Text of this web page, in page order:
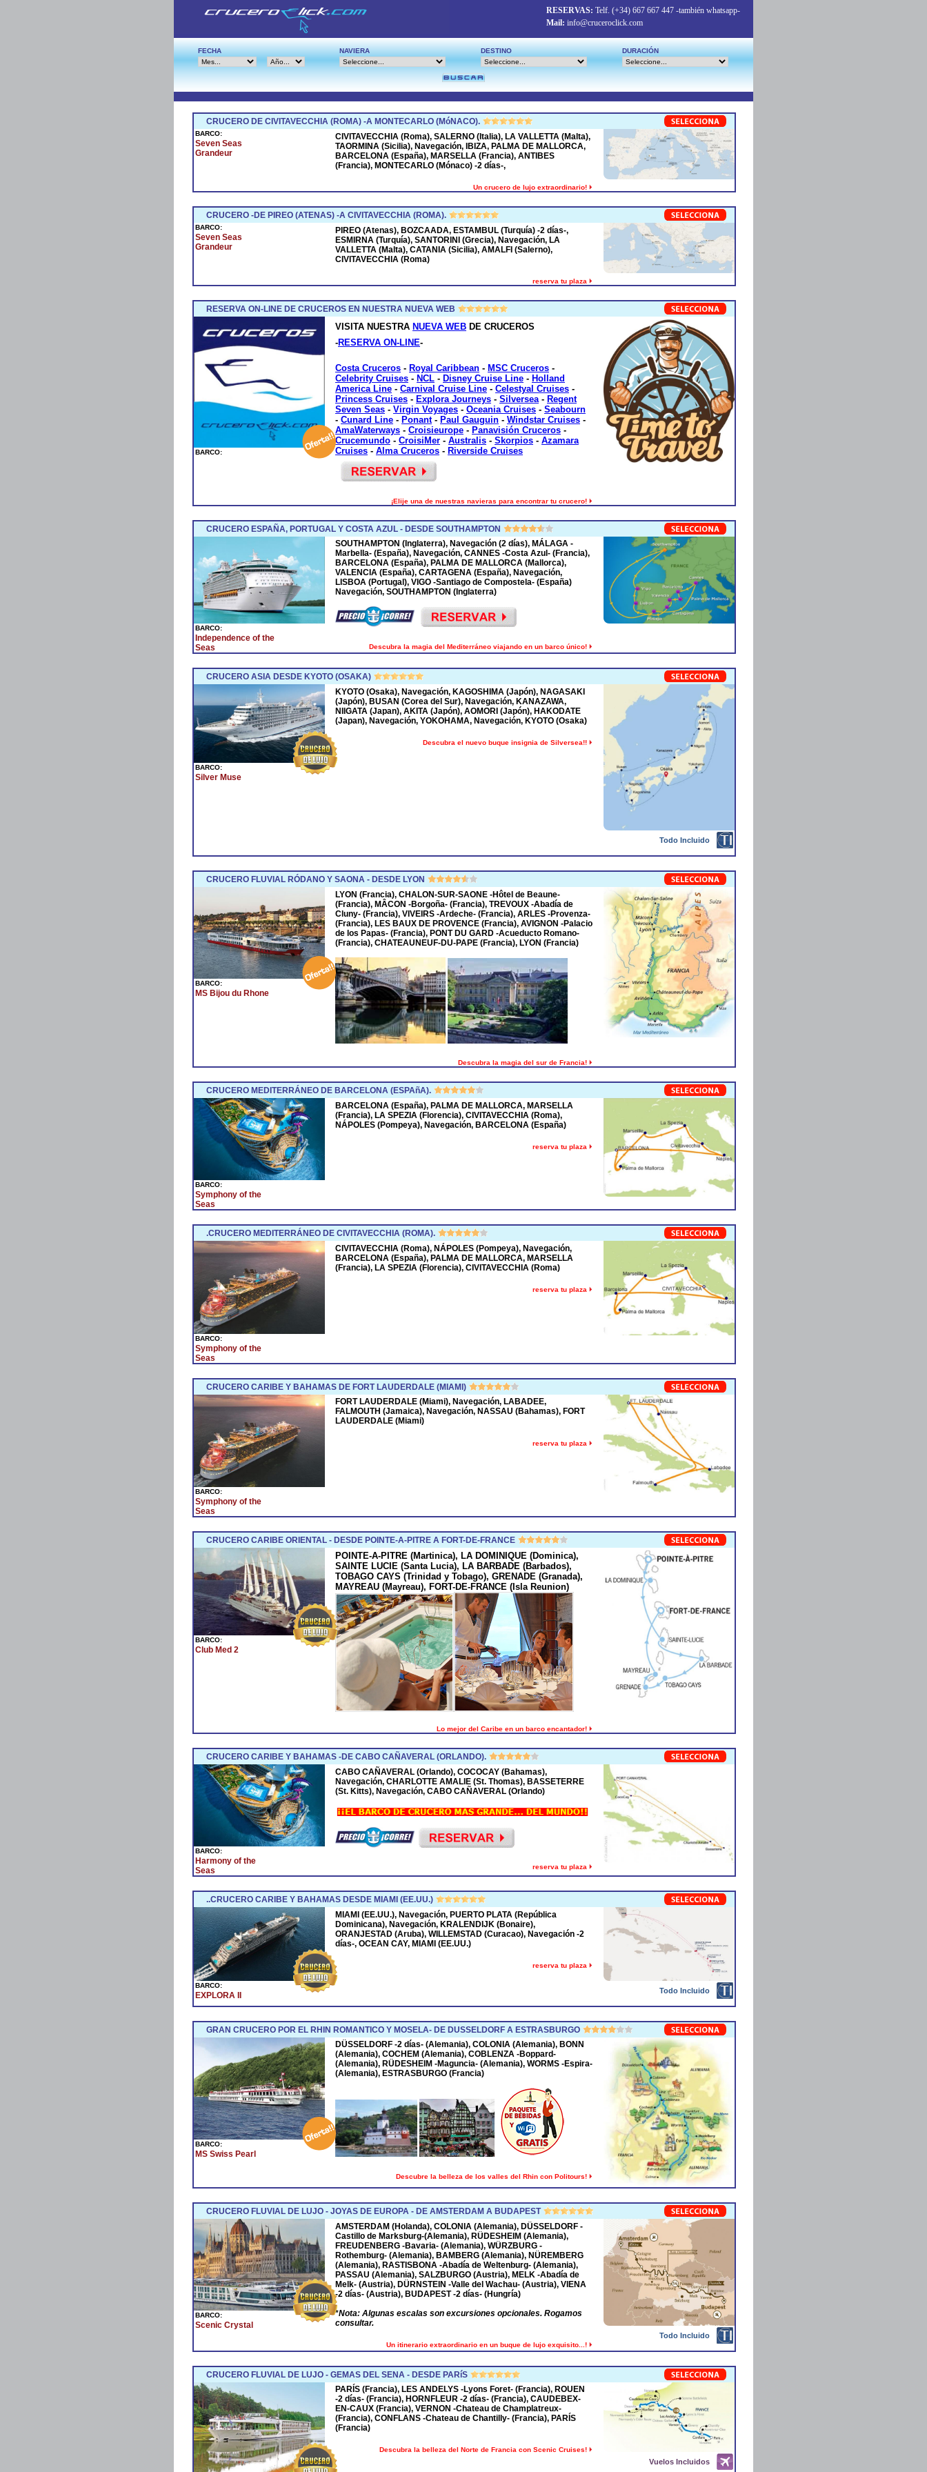
RESERVAS: Telf. (+34) 667 667 447 -también whatsapp-
Mail: info@cruceroclick.com
FECHA NAVIERA DESTINO DURACIÓN
CRUCERO DE CIVITAVECCHIA (ROMA) -A MONTECARLO (MóNACO).
BARCO:
Seven Seas
Grandeur
CIVITAVECCHIA (Roma), SALERNO (Italia), LA VALLETTA (Malta),
TAORMINA (Sicilia), Navegación, IBIZA, PALMA DE MALLORCA,
BARCELONA (España), MARSELLA (Francia), ANTIBES
(Francia), MONTECARLO (Mónaco) -2 días-,
Un crucero de lujo extraordinario!
CRUCERO -DE PIREO (ATENAS) -A CIVITAVECCHIA (ROMA).
BARCO:
Seven Seas
Grandeur
PIREO (Atenas), BOZCAADA, ESTAMBUL (Turquía) -2 días-,
ESMIRNA (Turquía), SANTORINI (Grecia), Navegación, LA
VALLETTA (Malta), CATANIA (Sicilia), AMALFI (Salerno),
CIVITAVECCHIA (Roma)
reserva tu plaza
RESERVA ON-LINE DE CRUCEROS EN NUESTRA NUEVA WEB
BARCO:
VISITA NUESTRA NUEVA WEB DE CRUCEROS
-RESERVA ON-LINE-
Costa Cruceros - Royal Caribbean - MSC Cruceros -
Celebrity Cruises - NCL - Disney Cruise Line - Holland
America Line - Carnival Cruise Line - Celestyal Cruises -
Princess Cruises - Explora Journeys - Silversea- Regent
Seven Seas - Virgin Voyages - Oceania Cruises - Seabourn
- Cunard Line - Ponant- Paul Gauguin - Windstar Cruises -
AmaWaterways - Croisieurope - Panavisión Cruceros -
Crucemundo - CroisiMer - Australis - Skorpios - Azamara
Cruises - Alma Cruceros - Riverside Cruises
¡Elije una de nuestras navieras para encontrar tu crucero!
CRUCERO ESPAÑA, PORTUGAL Y COSTA AZUL - DESDE SOUTHAMPTON
BARCO:
Independence of the
Seas
SOUTHAMPTON (Inglaterra), Navegación (2 días), MÁLAGA -
Marbella- (España), Navegación, CANNES -Costa Azul- (Francia),
BARCELONA (España), PALMA DE MALLORCA (Mallorca),
VALENCIA (España), CARTAGENA (España), Navegación,
LISBOA (Portugal), VIGO -Santiago de Compostela- (España)
Navegación, SOUTHAMPTON (Inglaterra)
Descubra la magia del Mediterráneo viajando en un barco único!
CRUCERO ASIA DESDE KYOTO (OSAKA)
BARCO:
Silver Muse
KYOTO (Osaka), Navegación, KAGOSHIMA (Japón), NAGASAKI
(Japón), BUSAN (Corea del Sur), Navegación, KANAZAWA,
NIIGATA (Japan), AKITA (Japón), AOMORI (Japón), HAKODATE
(Japan), Navegación, YOKOHAMA, Navegación, KYOTO (Osaka)
Descubra el nuevo buque insignia de Silversea!!
Todo Incluido
CRUCERO FLUVIAL RÓDANO Y SAONA - DESDE LYON
BARCO:
MS Bijou du Rhone
LYON (Francia), CHALON-SUR-SAONE -Hôtel de Beaune-
(Francia), MÂCON -Borgoña- (Francia), TREVOUX -Abadía de
Cluny- (Francia), VIVEIRS -Ardeche- (Francia), ARLES -Provenza-
(Francia), LES BAUX DE PROVENCE (Francia), AVIGNON -Palacio
de los Papas- (Francia), PONT DU GARD -Acueducto Romano-
(Francia), CHATEAUNEUF-DU-PAPE (Francia), LYON (Francia)
Descubra la magia del sur de Francia!
CRUCERO MEDITERRÁNEO DE BARCELONA (ESPAñA).
BARCO:
Symphony of the
Seas
BARCELONA (España), PALMA DE MALLORCA, MARSELLA
(Francia), LA SPEZIA (Florencia), CIVITAVECCHIA (Roma),
NÁPOLES (Pompeya), Navegación, BARCELONA (España)
reserva tu plaza
.CRUCERO MEDITERRÁNEO DE CIVITAVECCHIA (ROMA).
BARCO:
Symphony of the
Seas
CIVITAVECCHIA (Roma), NÁPOLES (Pompeya), Navegación,
BARCELONA (España), PALMA DE MALLORCA, MARSELLA
(Francia), LA SPEZIA (Florencia), CIVITAVECCHIA (Roma)
reserva tu plaza
CRUCERO CARIBE Y BAHAMAS DE FORT LAUDERDALE (MIAMI)
BARCO:
Symphony of the
Seas
FORT LAUDERDALE (Miami), Navegación, LABADEE,
FALMOUTH (Jamaica), Navegación, NASSAU (Bahamas), FORT
LAUDERDALE (Miami)
reserva tu plaza
CRUCERO CARIBE ORIENTAL - DESDE POINTE-A-PITRE A FORT-DE-FRANCE
BARCO:
Club Med 2
POINTE-A-PITRE (Martinica), LA DOMINIQUE (Dominica),
SAINTE LUCIE (Santa Lucia), LA BARBADE (Barbados),
TOBAGO CAYS (Trinidad y Tobago), GRENADE (Granada),
MAYREAU (Mayreau), FORT-DE-FRANCE (Isla Reunion)
Lo mejor del Caribe en un barco encantador!
CRUCERO CARIBE Y BAHAMAS -DE CABO CAÑAVERAL (ORLANDO).
BARCO:
Harmony of the
Seas
CABO CAÑAVERAL (Orlando), COCOCAY (Bahamas),
Navegación, CHARLOTTE AMALIE (St. Thomas), BASSETERRE
(St. Kitts), Navegación, CABO CAÑAVERAL (Orlando)
reserva tu plaza
..CRUCERO CARIBE Y BAHAMAS DESDE MIAMI (EE.UU.)
BARCO:
EXPLORA II
MIAMI (EE.UU.), Navegación, PUERTO PLATA (República
Dominicana), Navegación, KRALENDIJK (Bonaire),
ORANJESTAD (Aruba), WILLEMSTAD (Curacao), Navegación -2
días-, OCEAN CAY, MIAMI (EE.UU.)
reserva tu plaza
Todo Incluido
GRAN CRUCERO POR EL RHIN ROMANTICO Y MOSELA- DE DUSSELDORF A ESTRASBURGO
BARCO:
MS Swiss Pearl
DÜSSELDORF -2 días- (Alemania), COLONIA (Alemania), BONN
(Alemania), COCHEM (Alemania), COBLENZA -Boppard-
(Alemania), RÜDESHEIM -Maguncia- (Alemania), WORMS -Espira-
(Alemania), ESTRASBURGO (Francia)
Descubre la belleza de los valles del Rhin con Politours!
CRUCERO FLUVIAL DE LUJO - JOYAS DE EUROPA - DE AMSTERDAM A BUDAPEST
BARCO:
Scenic Crystal
AMSTERDAM (Holanda), COLONIA (Alemania), DÜSSELDORF -
Castillo de Marksburg-(Alemania), RÜDESHEIM (Alemania),
FREUDENBERG -Bavaria- (Alemania), WÜRZBURG -
Rothemburg- (Alemania), BAMBERG (Alemania), NÜREMBERG
(Alemania), RASTISBONA -Abadía de Weltenburg- (Alemania),
PASSAU (Alemania), SALZBURGO (Austria), MELK -Abadía de
Melk- (Austria), DÜRNSTEIN -Valle del Wachau- (Austria), VIENA
-2 días- (Austria), BUDAPEST-2 días- (Hungría)
*Nota: Algunas escalas son excursiones opcionales. Rogamos
consultar.
Un itinerario extraordinario en un buque de lujo exquisito...!
Todo Incluido
CRUCERO FLUVIAL DE LUJO - GEMAS DEL SENA - DESDE PARíS
PARÍS (Francia), LES ANDELYS -Lyons Foret- (Francia), ROUEN
-2 días- (Francia), HORNFLEUR -2 días- (Francia), CAUDEBEX-
EN-CAUX (Francia), VERNON -Chateau de Champlatreux-
(Francia), CONFLANS -Chateau de Chantilly- (Francia), PARÍS
(Francia)
Descubra la belleza del Norte de Francia con Scenic Cruises!
Vuelos Incluidos